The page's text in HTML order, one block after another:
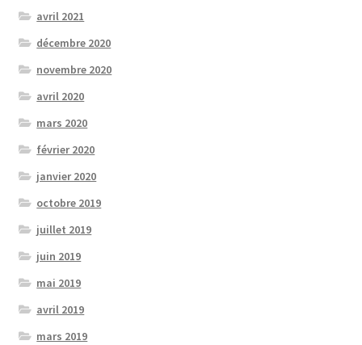
avril 2021
décembre 2020
novembre 2020
avril 2020
mars 2020
février 2020
janvier 2020
octobre 2019
juillet 2019
juin 2019
mai 2019
avril 2019
mars 2019